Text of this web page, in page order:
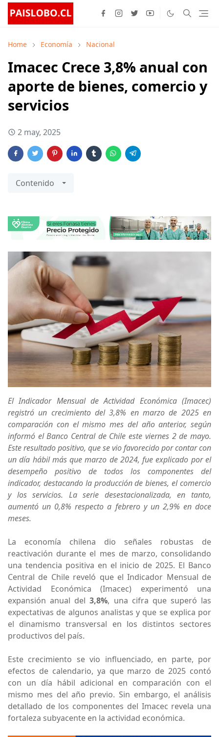
Home Economía Nacional
Imacec Crece 3,8% anual con
aporte de bienes, comercio y
servicios
2 may, 2025
Contenido
El Indicador Mensual de Actividad Económica (Imacec)
registró un crecimiento del 3,8% en marzo de 2025 en
comparación con el mismo mes del año anterior, según
informó el Banco Central de Chile este viernes 2 de mayo.
Este resultado positivo, que se vio favorecido por contar con
un día hábil más que marzo de 2024, fue explicado por el
desempeño positivo de todos los componentes del
indicador, destacando la producción de bienes, el comercio
y los servicios. La serie desestacionalizada, en tanto,
aumentó un 0,8% respecto a febrero y un 2,9% en doce
meses.
La economía chilena dio señales robustas de
reactivación durante el mes de marzo, consolidando
una tendencia positiva en el inicio de 2025. El Banco
Central de Chile reveló que el Indicador Mensual de
Actividad Económica (Imacec) experimentó una
expansión anual del3,8%, una cifra que superó las
expectativas de algunos analistas y que se explica por
el dinamismo transversal en los distintos sectores
productivos del país.
Este crecimiento se vio influenciado, en parte, por
efectos de calendario, ya que marzo de 2025 contó
con un día hábil adicional en comparación con el
mismo mes del año previo. Sin embargo, el análisis
detallado de los componentes del Imacec revela una
fortaleza subyacente en la actividad económica.